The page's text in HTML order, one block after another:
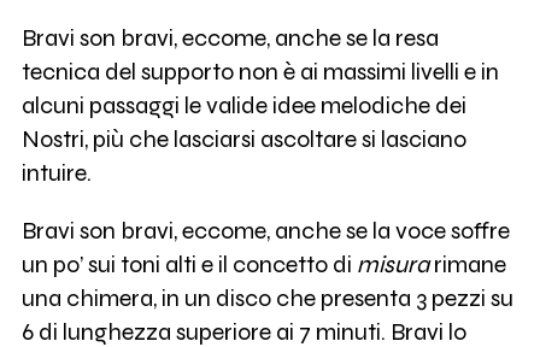
Bravi son bravi, eccome, anche se la resa
tecnica del supporto non è ai massimi livelli e in
alcuni passaggi le valide idee melodiche dei
Nostri, più che lasciarsi ascoltare si lasciano
intuire.
Bravi son bravi, eccome, anche se la voce soffre
un po’ sui toni alti e il concetto di misurarimane
una chimera, in un disco che presenta 3 pezzi su
6 di lunghezza superiore ai 7 minuti. Bravi lo